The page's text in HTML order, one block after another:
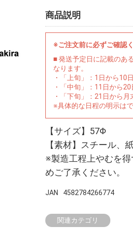
商品説明
※ご注文前に必ずご確認
■ 発送予定日に記載のあ
なります。
・「上旬」：1日から10
・「中旬」：11日から
・「下旬」：21日から
※具体的な日程の明示は
【サイズ】57Φ
【素材】スチール、
※製造工程上やむを
めご了承ください。
JAN 4582784266774
関連カテゴリ